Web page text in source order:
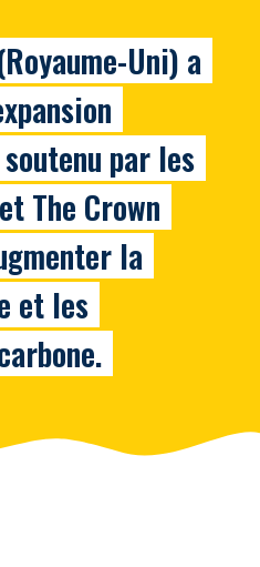
Uni) a
par les
The Crown
la
et les